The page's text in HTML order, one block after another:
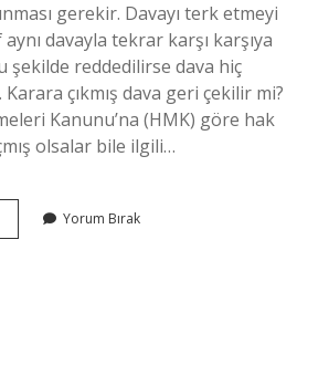
gerekir. Davayı terk etmeyi
davayla tekrar karşı karşıya
şekilde reddedilirse dava hiç
Karara çıkmış dava geri çekilir mi?
Kanunu’na (HMK) göre hak
olsalar bile ilgili…
Yorum Bırak